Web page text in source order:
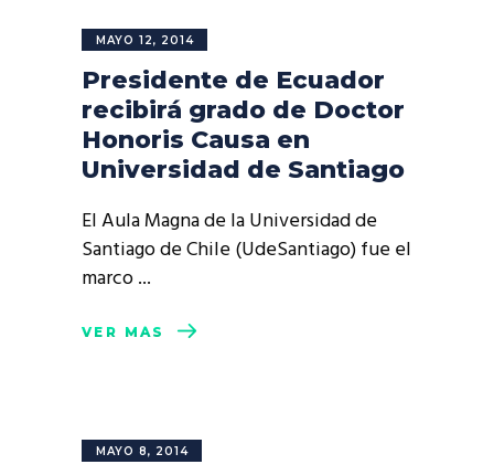
MAYO 12, 2014
Presidente de Ecuador
recibirá grado de Doctor
Honoris Causa en
Universidad de Santiago
El Aula Magna de la Universidad de
Santiago de Chile (UdeSantiago) fue el
marco
VER MÁS
MAYO 8, 2014